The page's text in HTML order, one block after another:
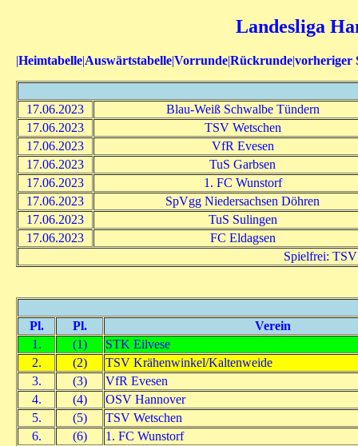
Landesliga
|Heimtabelle|Auswärtstabelle|Vorrunde|Rückrunde|vorheriger
17.06.2023
Blau-Weiß Schwalbe Tündern
17.06.2023
TSV Wetschen
17.06.2023
VfR Evesen
17.06.2023
TuS Garbsen
17.06.2023
1. FC Wunstorf
17.06.2023
SpVgg Niedersachsen Döhren
17.06.2023
TuS Sulingen
17.06.2023
FC Eldagsen
Spielfrei:
Pl. Pl.
Verein
1.
(1)
STK Eilvese
2.
(2)
TSV Krähenwinkel/Kaltenweide
3.
(3)
VfR Evesen
4.
(4)
OSV Hannover
5.
(5)
TSV Wetschen
6.
(6)
1. FC Wunstorf